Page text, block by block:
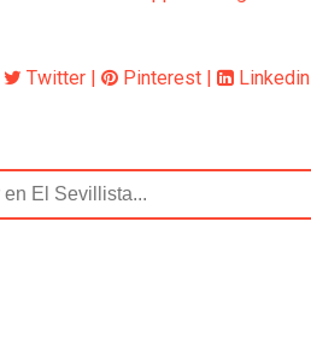
Twitter | Pinterest | Linkedin